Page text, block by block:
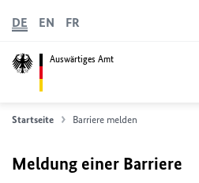
Auswärtiges Amt
DE EN FR
Startseite Barriere melden
Meldung einer Barriere